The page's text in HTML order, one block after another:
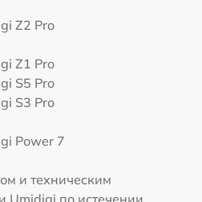
Z2 Pro
Z1 Pro
S5 Pro
S3 Pro
Power 7
и техническим